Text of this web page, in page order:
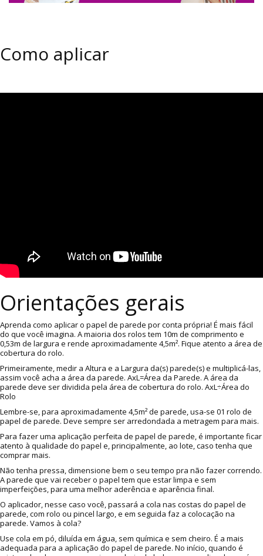
Como aplicar
Orientações gerais
Aprenda como aplicar o papel de parede por conta própria! É mais fácil
do que você imagina. A maioria dos rolos tem 10m de comprimento e
0,53m de largura e rende aproximadamente 4,5m². Fique atento a área de
cobertura do rolo.
Primeiramente, medir a Altura e a Largura da(s) parede(s) e multiplicá-las,
assim você acha a área da parede. AxL=Área da Parede. A área da
parede deve ser dividida pela área de cobertura do rolo. AxL÷Área do
Rolo
Lembre-se, para aproximadamente 4,5m² de parede, usa-se 01 rolo de
papel de parede. Deve sempre ser arredondada a metragem para mais.
Para fazer uma aplicação perfeita de papel de parede, é importante ficar
atento à qualidade do papel e, principalmente, ao lote, caso tenha que
comprar mais.
Não tenha pressa, dimensione bem o seu tempo pra não fazer correndo.
A parede que vai receber o papel tem que estar limpa e sem
imperfeições, para uma melhor aderência e aparência final.
O aplicador, nesse caso você, passará a cola nas costas do papel de
parede, com rolo ou pincel largo, e em seguida faz a colocação na
parede. Vamos à cola?
Use cola em pó, diluída em água, sem química e sem cheiro. É a mais
adequada para a aplicação do papel de parede. No início, quando é